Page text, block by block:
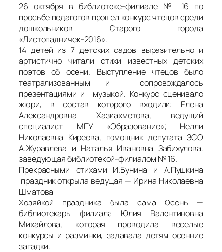
26 октября в библиотеке-филиале № 16 по
просьбе педагогов прошел конкурс чтецов среди
дошкольников Старого города
«Листопадничек-2016».
14 детей из 7 детских садов выразительно и
артистично читали стихи известных детских
поэтов об осени. Выступление чтецов было
театрализованным и сопровождалось
презентациями и музыкой. Конкурс оценивало
жюри, в состав которого входили: Елена
Александровна Хазиахметова, ведущий
специалист МГУ «Образование»; Нелли
Николаевна Киреева, помощник депутата ЗСО
А.Журавлева и Наталья Ивановна Забихулова,
заведующая библиотекой-филиалом № 16.
Прекрасными стихами И.Бунина и А.Пушкина
праздник открыла ведущая — Ирина Николаевна
Шматова
Хозяйкой праздника была сама Осень —
библиотекарь филиала Юлия Валентиновна
Михайлова, которая проводила веселые
конкурсы и разминки, задавала детям осенние
загадки.